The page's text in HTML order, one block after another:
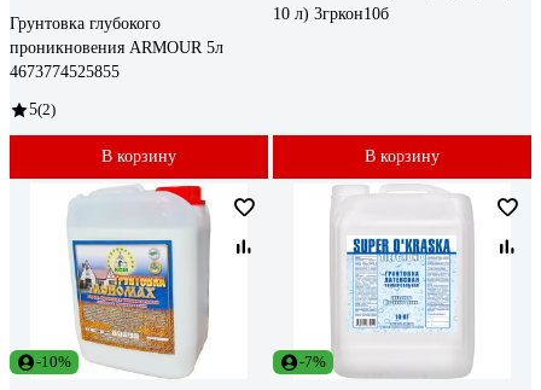
Грунтовка глубокого
проникновения ARMOUR 5л
4673774525855
5(2)
В корзину
10 л) 3гркон10б
В корзину
-10% -7%